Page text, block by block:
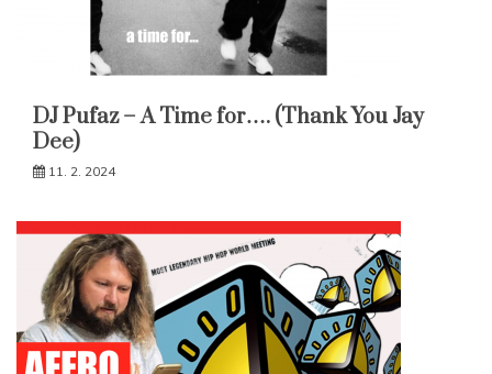
DJ Pufaz – A Time for…. (Thank You Jay
Dee)
11. 2. 2024